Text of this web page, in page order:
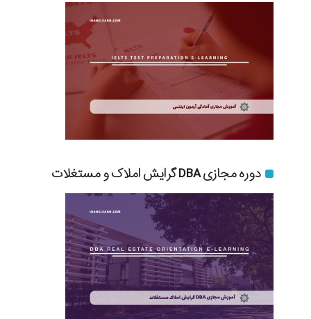
دوره مجازی DBA گرایش املاک و مستغلات